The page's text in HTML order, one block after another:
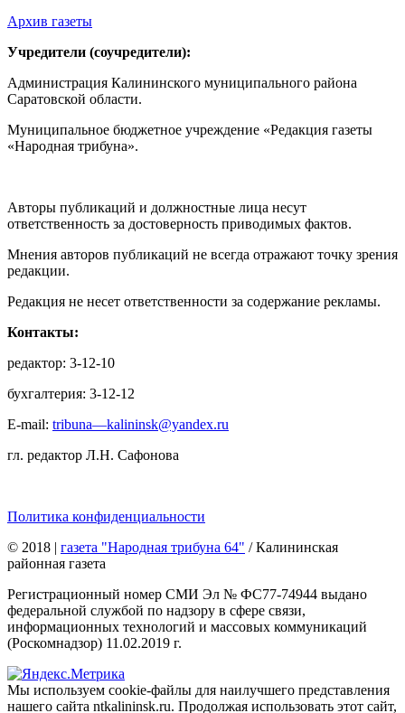
Архив газеты
Учредители (соучредители):
Администрация Калининского муниципального района
Саратовской области.
Муниципальное бюджетное учреждение «Редакция газеты
«Народная трибуна».
Авторы публикаций и должностные лица несут
ответственность за достоверность приводимых фактов.
Мнения авторов публикаций не всегда отражают точку зрения
редакции.
Редакция не несет ответственности за содержание рекламы.
Контакты:
редактор: 3-12-10
бухгалтерия: 3-12-12
E-mail: tribuna—kalininsk@yandex.ru
гл. редактор Л.Н. Сафонова
Политика конфиденциальности
© 2018 | газета "Народная трибуна 64" / Калининская
районная газета
Регистрационный номер СМИ Эл № ФС77-74944 выдано
федеральной службой по надзору в сфере связи,
информационных технологий и массовых коммуникаций
(Роскомнадзор) 11.02.2019 г.
Мы используем cookie-файлы для наилучшего представления
нашего сайта ntkalininsk.ru. Продолжая использовать этот сайт,